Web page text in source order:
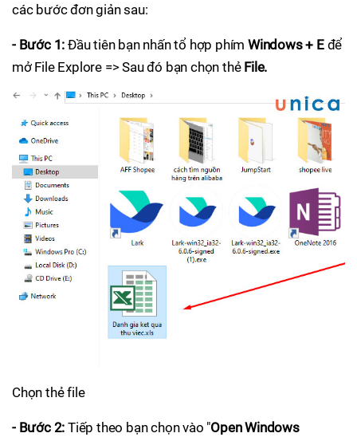
các bước đơn giản sau:
- Bước 1: Đầu tiên bạn nhấn tổ hợp phímWindows + E để
mở File Explore => Sau đó bạn chọn thẻ File.
Chọn thẻ file
- Bước 2: Tiếp theo bạn chọn vào "Open Windows